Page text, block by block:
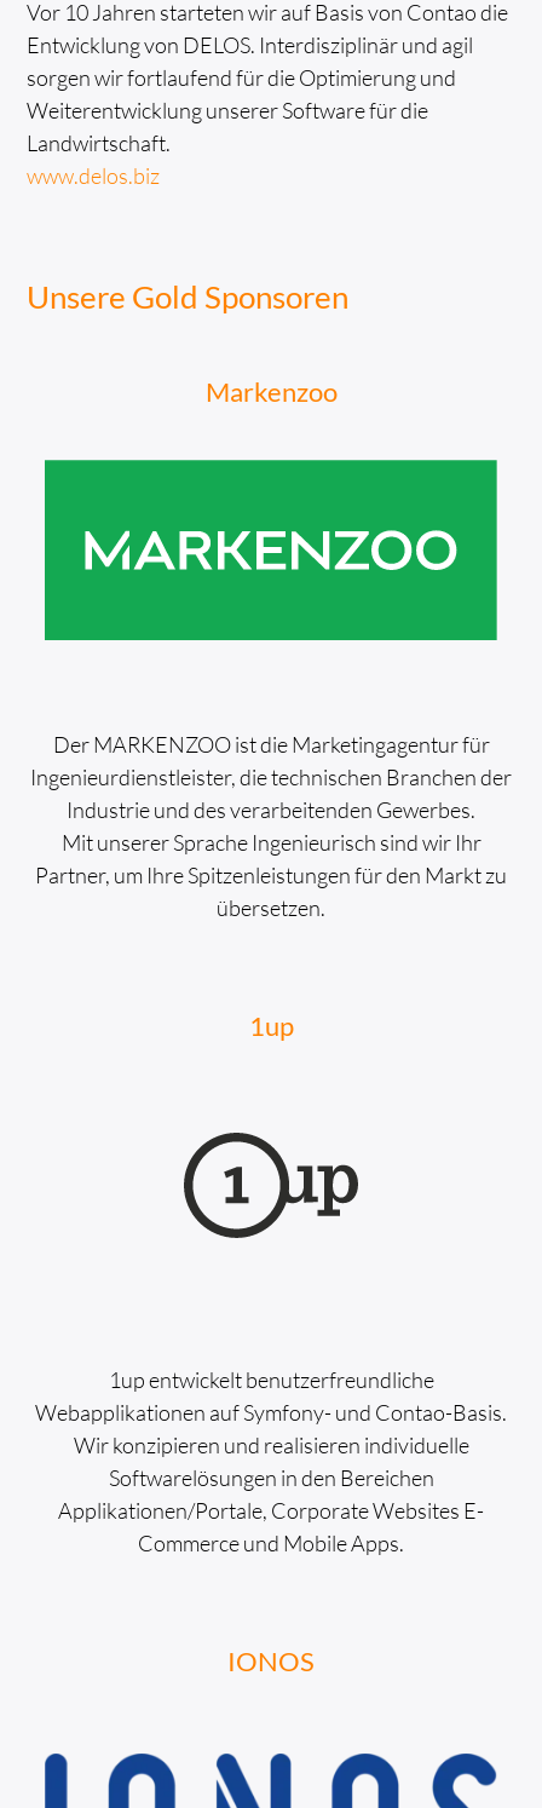
Vor 10 Jahren starteten wir auf Basis von Contao die
Entwicklung von DELOS. Interdisziplinär und agil
sorgen wir fortlaufend für die Optimierung und
Weiterentwicklung unserer Software für die
Landwirtschaft.
www.delos.biz
Unsere Gold Sponsoren
Markenzoo
Der MARKENZOO ist die Marketing­agentur für
Ingenieur­dienst­leister, die tech­nischen Bran­chen der
Industrie und des ver­arbeitenden Gewerbes.
Mit unserer Sprache Ingenieurisch sind wir Ihr
Partner, um Ihre Spitzen­leistungen für den Markt zu
übersetzen.
1up
1up entwickelt benutzerfreundliche
Webapplikationen auf Symfony- und Contao-Basis.
Wir konzipieren und realisieren individuelle
Softwarelösungen in den Bereichen
Applikationen/Portale, Corporate Websites E-
Commerce und Mobile Apps.
IONOS